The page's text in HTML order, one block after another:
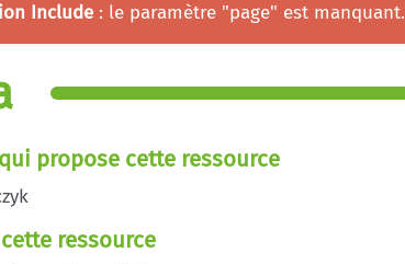
Include : le paramètre "page" est manquant.
propose cette ressource
ressource